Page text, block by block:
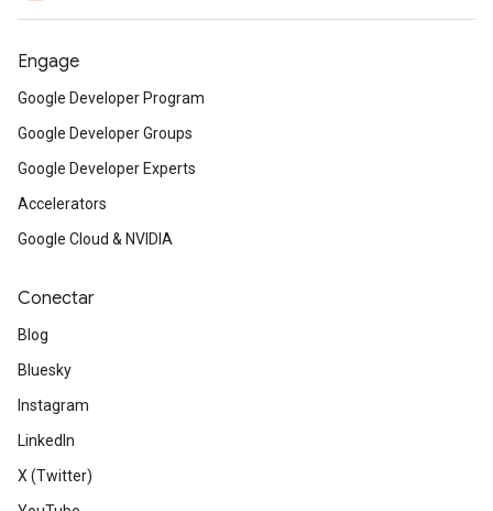
Engage
Google Developer Program
Google Developer Groups
Google Developer Experts
Accelerators
Google Cloud & NVIDIA
Conectar
Blog
Bluesky
Instagram
LinkedIn
X (Twitter)